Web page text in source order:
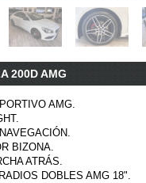
200D AMG
AMG.
BIZONA.
ATRÁS.
DOBLES AMG 18".